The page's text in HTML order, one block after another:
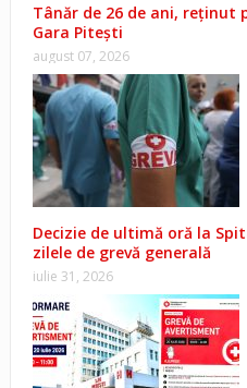
Tânăr de 26 de ani,
Gara Pitești
august 07, 2026
Decizie de ultimă oră la
zilele de grevă generală
iulie 31, 2026